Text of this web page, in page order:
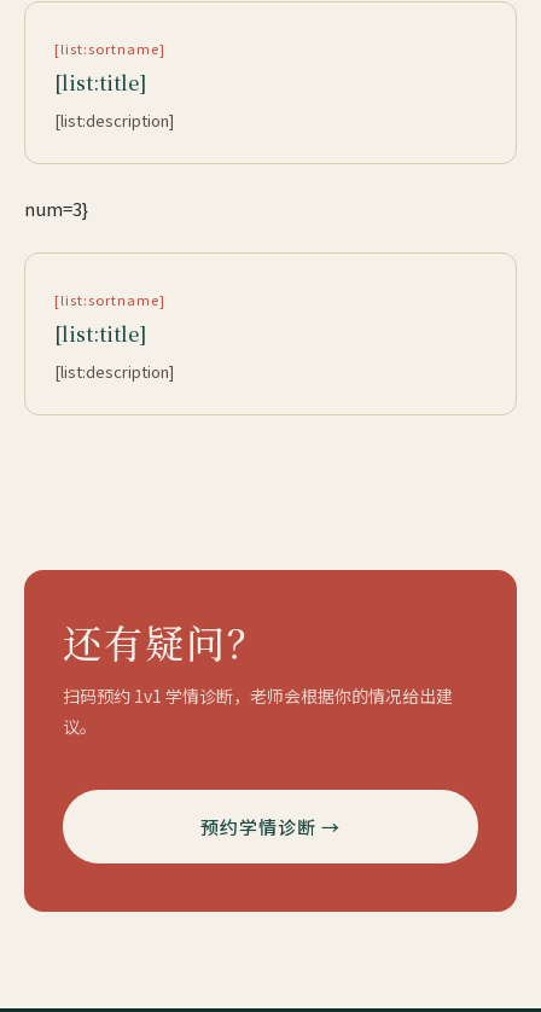
[list:sortname]
[list:title]
[list:description]
num=3}
[list:sortname]
[list:title]
[list:description]
还有疑问？
扫码预约 1v1 学情诊断，老师会根据你的情况给出建
议。
预约学情诊断 →